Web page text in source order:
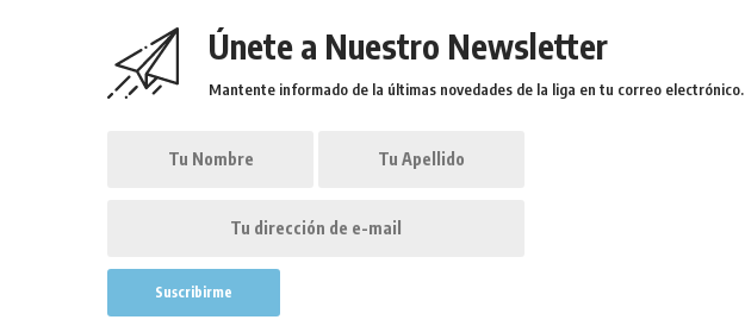
Únete a Nuestro Newsletter
Mantente informado de la últimas novedades de la liga en tu correo electrónico.